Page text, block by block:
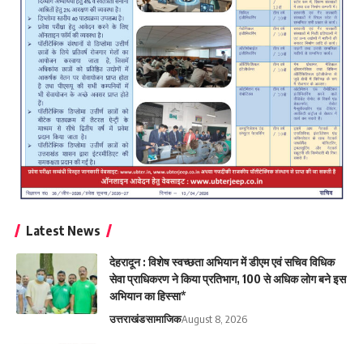
Latest News
देहरादून : विशेष स्वच्छता अभियान में डीएम एवं सचिव विधिक
सेवा प्राधिकरण ने किया प्रतिभाग, 100 से अधिक लोग बने इस
अभियान का हिस्सा*
उत्तराखंडसामाजिकAugust 8, 2026